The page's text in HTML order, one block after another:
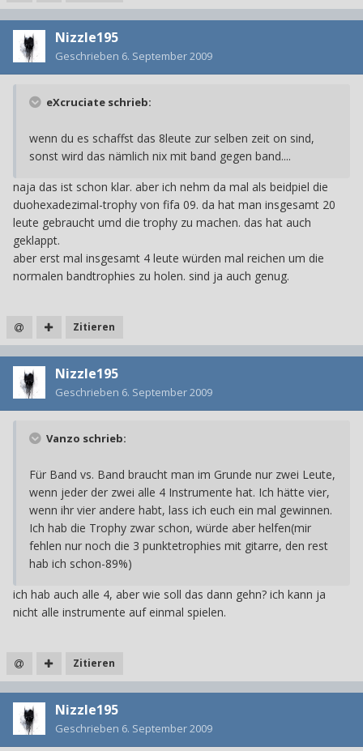
Nizzle195
Geschrieben 6. September 2009
eXcruciate schrieb:
wenn du es schaffst das 8leute zur selben zeit on sind,
sonst wird das nämlich nix mit band gegen band....
naja das ist schon klar. aber ich nehm da mal als beidpiel die
duohexadezimal-trophy von fifa 09. da hat man insgesamt 20
leute gebraucht umd die trophy zu machen. das hat auch
geklappt.
aber erst mal insgesamt 4 leute würden mal reichen um die
normalen bandtrophies zu holen. sind ja auch genug.
Zitieren
Nizzle195
Geschrieben 6. September 2009
Vanzo schrieb:
Für Band vs. Band braucht man im Grunde nur zwei Leute,
wenn jeder der zwei alle 4 Instrumente hat. Ich hätte vier,
wenn ihr vier andere habt, lass ich euch ein mal gewinnen.
Ich hab die Trophy zwar schon, würde aber helfen(mir
fehlen nur noch die 3 punktetrophies mit gitarre, den rest
hab ich schon-89%)
ich hab auch alle 4, aber wie soll das dann gehn? ich kann ja
nicht alle instrumente auf einmal spielen.
Zitieren
Nizzle195
Geschrieben 6. September 2009